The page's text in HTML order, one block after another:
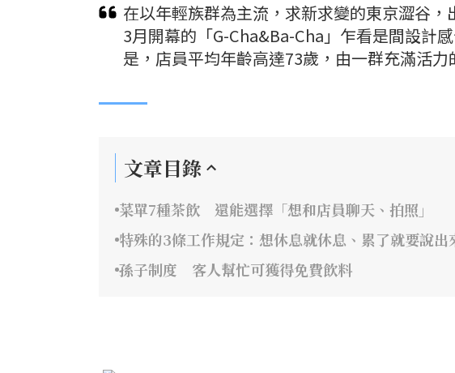
在以年輕族群為主流，求新求變的東京澀谷
3月開幕的「G-Cha&Ba-Cha」乍看是間設計
是，店員平均年齡高達73歲，由一群充滿活力
文章目錄
菜單7種茶飲 還能選擇「想和店員聊天、拍照」
特殊的3條工作規定：想休息就休息、累了就要說出
孫子制度 客人幫忙可獲得免費飲料